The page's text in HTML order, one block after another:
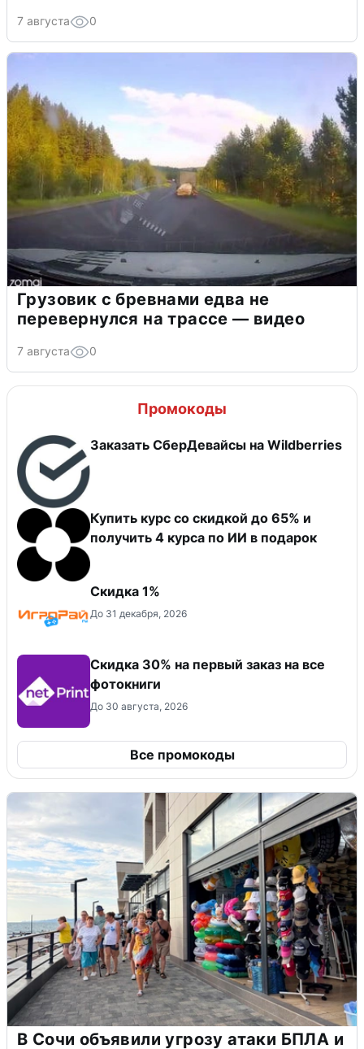
7 августа 0
Грузовик с бревнами едва не
перевернулся на трассе — видео
7 августа 0
Промокоды
Заказать СберДевайсы на Wildberries
Купить курс со скидкой до 65% и
получить 4 курса по ИИ в подарок
Скидка 1%
До 31 декабря, 2026
Cкидка 30% на первый заказ на все
фотокниги
До 30 августа, 2026
Все промокоды
В Сочи объявили угрозу атаки БПЛА и